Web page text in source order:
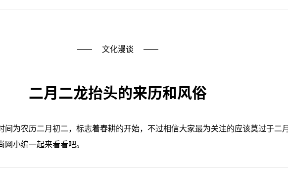
文化漫谈
二月二龙抬头的来历和风俗
间为农历二月初二，标志着春耕的开始，不过相信大家最为关注的应该莫过于二
小编一起来看看吧。